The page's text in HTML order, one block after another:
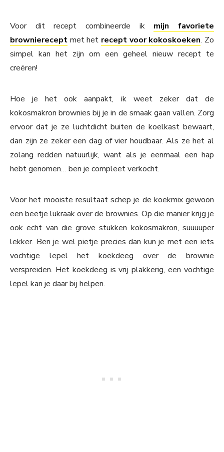
Voor dit recept combineerde ik mijn favoriete
brownierecept met het recept voor kokoskoeken. Zo
simpel kan het zijn om een geheel nieuw recept te
creëren!
Hoe je het ook aanpakt, ik weet zeker dat de
kokosmakron brownies bij je in de smaak gaan vallen. Zorg
ervoor dat je ze luchtdicht buiten de koelkast bewaart,
dan zijn ze zeker een dag of vier houdbaar. Als ze het al
zolang redden natuurlijk, want als je eenmaal een hap
hebt genomen… ben je compleet verkocht.
Voor het mooiste resultaat schep je de koekmix gewoon
een beetje lukraak over de brownies. Op die manier krijg je
ook echt van die grove stukken kokosmakron, suuuuper
lekker. Ben je wel pietje precies dan kun je met een iets
vochtige lepel het koekdeeg over de brownie
verspreiden. Het koekdeeg is vrij plakkerig, een vochtige
lepel kan je daar bij helpen.